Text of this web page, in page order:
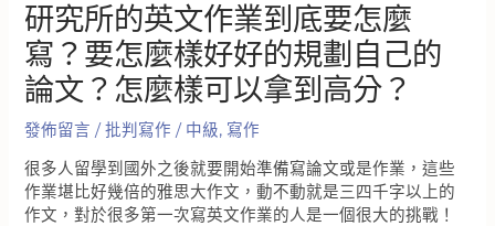
研究所的英文作業到底要怎麼
寫？要怎麼樣好好的規劃自己的
論文？怎麼樣可以拿到高分？
發佈留言 /批判寫作 / 中級, 寫作
很多人留學到國外之後就要開始準備寫論文或是作業，這些
作業堪比好幾倍的雅思大作文，動不動就是三四千字以上的
作文，對於很多第一次寫英文作業的人是一個很大的挑戰！